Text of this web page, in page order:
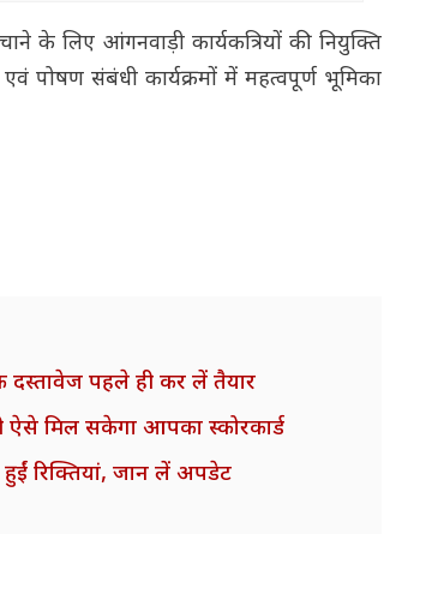
के लिए आंगनवाड़ी कार्यकत्रियों की नियुक्ति
पोषण संबंधी कार्यक्रमों में महत्वपूर्ण भूमिका
दस्तावेज पहले ही कर लें तैयार
ऐसे मिल सकेगा आपका स्कोरकार्ड
रिक्तियां, जान लें अपडेट